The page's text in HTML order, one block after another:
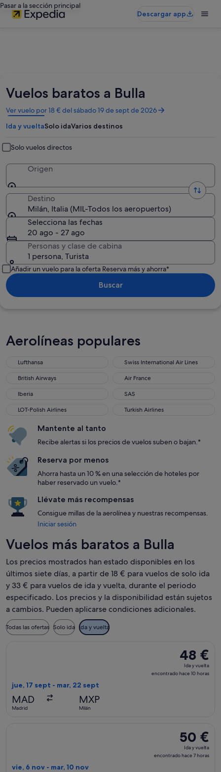
Pasar a la sección principal
Descargar app
Vuelos baratos a Bulla
Ver vuelo por 18 € del sábado 19 de sept de 2026
Se
abre
en
ventana
nueva
Ida y vueltaSolo idaVarios destinos
Solo vuelos directos
Origen
Destino
Milán, Italia (MIL-Todos los aeropuertos)
Selecciona las fechas
20 ago - 27 ago
Personas y clase de cabina
1 persona, Turista
Añadir un vuelo para la oferta Reserva más y ahorra*
Buscar
Aerolíneas populares
Lufthansa
Lufthansa Swiss International Air Lines
Swiss International Air Lines
British Airways
British Airways Air France
Air France
Iberia
Iberia SAS
SAS
LOT-Polish Airlines
LOT-Polish Airlines Turkish Airlines
Turkish Airlines
Mantente al tanto
Recibe alertas si los precios de vuelos suben o bajan.*
Reserva por menos
Ahorra hasta un 10 % en una selección de hoteles por
haber reservado un vuelo.*
Llévate más recompensas
Consigue millas de la aerolínea y nuestras recompensas.
Iniciar sesión
Vuelos más baratos a Bulla
Los precios mostrados han estado disponibles en los
últimos siete días, a partir de 18 € para vuelos de solo ida
y 33 € para vuelos de ida y vuelta, durante el periodo
especificado. Los precios y la disponibilidad están sujetos
a cambios. Pueden aplicarse condiciones adicionales.
Todas las ofertas Solo ida Ida y vuelta
48 €
Ida
y
48 €
Ida y vuelta
encontrado hace 10 horas
jue, 17 sept - mar, 22 sept
MAD
Madrid
MXP
Milán
50 €
Ida
y
50 €
Ida y vuelta
encontrado hace 7 horas
vie, 6 nov - mar, 10 nov